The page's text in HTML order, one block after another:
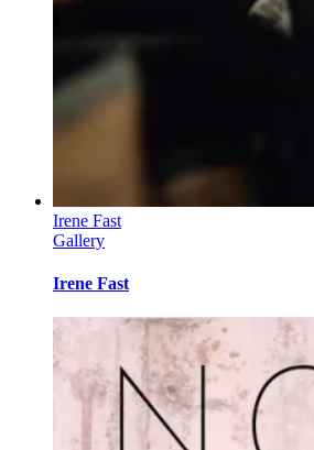
Irene Fast
Gallery
Irene Fast